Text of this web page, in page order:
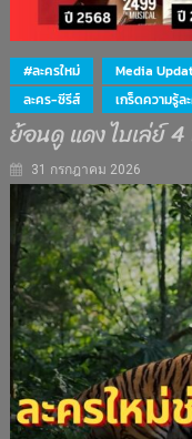
#ละครใหม่ Media
ละคร-ซีรีส์
เกร็ดความรู้ล
ย้อนดู แดง ไบเล่ย์
31 กรกฎาคม 2026